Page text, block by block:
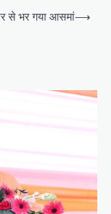
से भर गया आसमां⟶